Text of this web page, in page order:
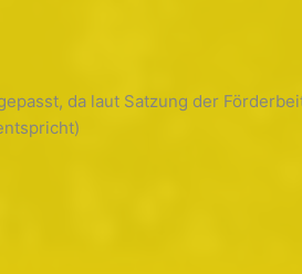
da laut Satzung der